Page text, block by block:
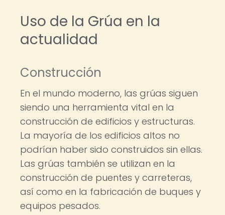
Uso de la Grúa en la
actualidad
Construcción
En el mundo moderno, las grúas siguen
siendo una herramienta vital en la
construcción de edificios y estructuras.
La mayoría de los edificios altos no
podrían haber sido construidos sin ellas.
Las grúas también se utilizan en la
construcción de puentes y carreteras,
así como en la fabricación de buques y
equipos pesados.